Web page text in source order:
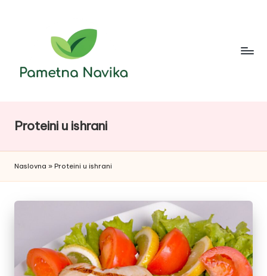
Proteini u ishrani
Naslovna » Proteini u ishrani